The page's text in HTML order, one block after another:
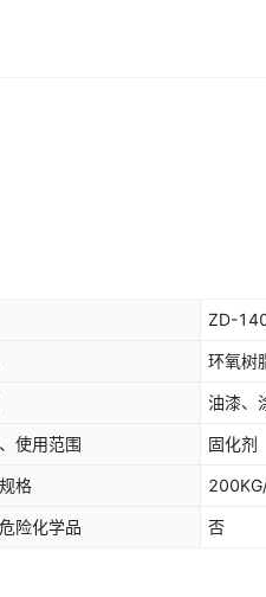
ZD-
环氧树
油漆、
使用范围 固化剂
格
险化学品 否